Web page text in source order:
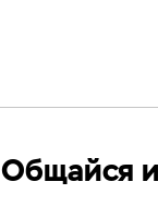
Общайся